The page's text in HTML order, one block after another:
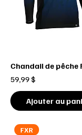
Chandail de pêche
Prix
59,99 $
Ajouter au
FXR